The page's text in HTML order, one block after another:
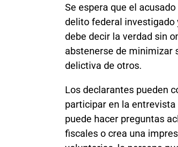
Se espera que el
delito federal investigado
debe decir la verdad sin
abstenerse de minimizar
delictiva de otros.
Los declarantes pueden
participar en la
puede hacer preguntas
fiscales o crea una